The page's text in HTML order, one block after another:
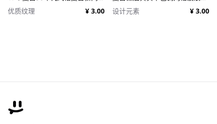
优质纹理
¥ 3.00
设计元素
¥ 3.00